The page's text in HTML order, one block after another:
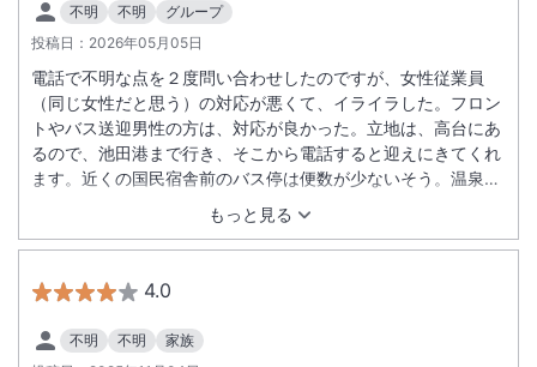
不明 不明
グループ
投稿日： 2026年05月05日
もっと見る
電話で不明な点を２度問い合わせしたのですが、女性従業員
（同じ女性だと思う）の対応が悪くて、イライラした。フロン
トやバス送迎男性の方は、対応が良かった。立地は、高台にあ
るので、池田港まで行き、そこから電話すると迎えにきてくれ
ます。近くの国民宿舎前のバス停は便数が少ないそう。温泉
は、想像以上に良かった。シャンプーはＤＨＣやツバキなど４
種類くらいあった。朝食はとても美味しかった。
4.0
不明 不明
家族